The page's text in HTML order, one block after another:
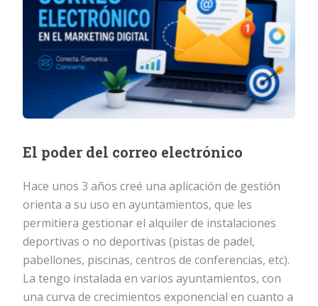
El poder del correo electrónico
Hace unos 3 años creé una aplicación de gestión
orienta a su uso en ayuntamientos, que les
permitiera gestionar el alquiler de instalaciones
deportivas o no deportivas (pistas de padel,
pabellones, piscinas, centros de conferencias, etc).
La tengo instalada en varios ayuntamientos, con
una curva de crecimientos exponencial en cuanto a